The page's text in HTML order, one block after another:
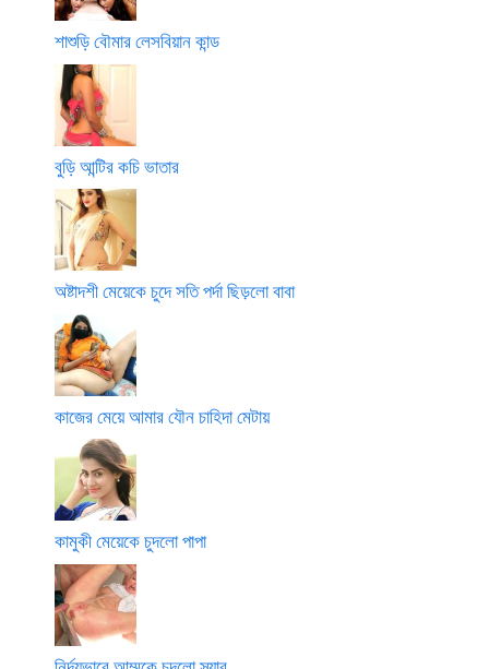
শাশুড়ি বৌমার লেসবিয়ান কান্ড
বুড়ি আন্টির কচি ভাতার
অষ্টাদশী মেয়েকে চুদে সতি পর্দা ছিড়লো বাবা
কাজের মেয়ে আমার যৌন চাহিদা মেটায়
কামুকী মেয়েকে চুদলো পাপা